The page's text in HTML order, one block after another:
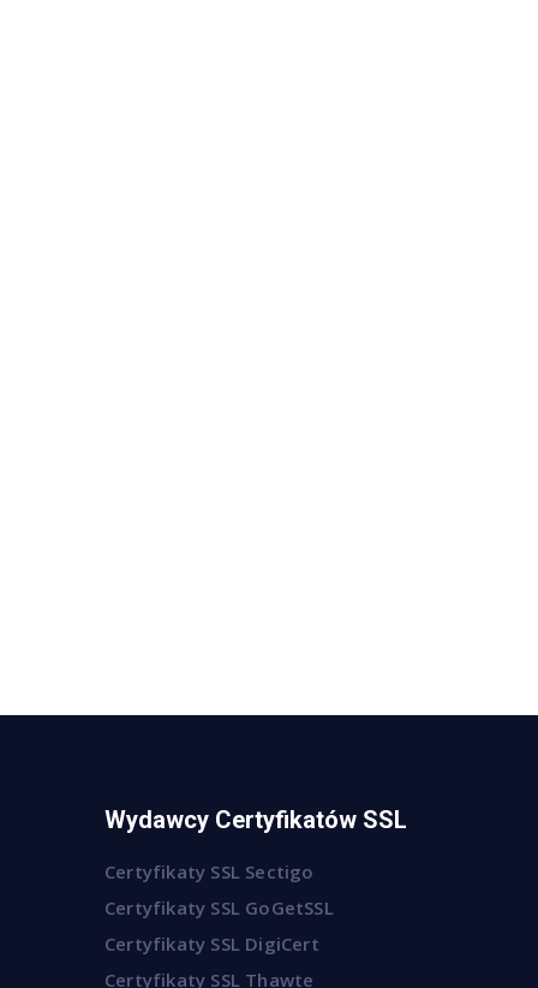
Wydawcy Certyfikatów SSL
Certyfikaty SSL Sectigo
Certyfikaty SSL GoGetSSL
Certyfikaty SSL DigiCert
Certyfikaty SSL Thawte